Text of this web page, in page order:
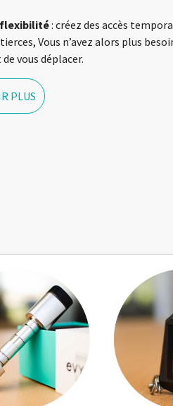
: créez des accès
Vous n’avez alors plus
vous déplacer.
PLUS